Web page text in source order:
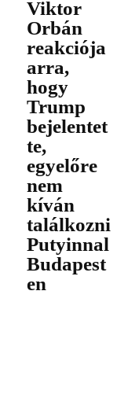
Viktor
Orbán
reakciója
arra,
hogy
Trump
bejelentet
te,
egyelőre
nem
kíván
találkozni
Putyinnal
Budapest
en